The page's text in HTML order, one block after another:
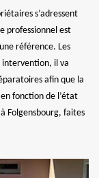
s’adressent
professionnel est
référence. Les
intervention, il va
afin que la
fonction de l’état
Folgensbourg, faites